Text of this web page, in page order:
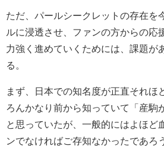
ただ、パールシークレットの存在を
ルに浸透させ、ファンの方からの応
力強く進めていくためには、課題が
る。
まず、日本での知名度が正直それほ
ろんかなり前から知っていて「産駒
と思っていたが、一般的にはよほど
ンでなければご存知なかったであろ